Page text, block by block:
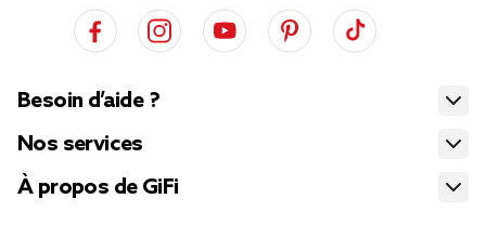
Besoin d’aide ?
Nos services
À propos de GiFi